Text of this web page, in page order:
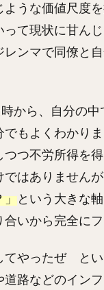
うな価値尺度を
て現状に甘ん
ンマで同僚と
から、自分の
もよくわかりま
つ不労所得を
はありませんが
」という大きな
いから完全にフ
やったぜ とい
路などのイン